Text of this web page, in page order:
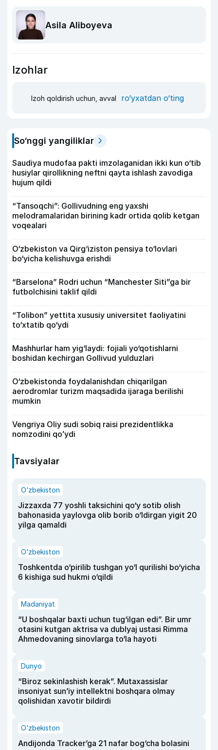
Asila Aliboyeva
Izohlar
Izoh qoldirish uchun, avval ro‘yxatdan o‘ting
So‘nggi yangiliklar
Saudiya mudofaa pakti imzolaganidan ikki kun o‘tib
husiylar qirollikning neftni qayta ishlash zavodiga
hujum qildi
“Tansoqchi”: Gollivudning eng yaxshi
melodramalaridan birining kadr ortida qolib ketgan
voqealari
O‘zbekiston va Qirg‘iziston pensiya to‘lovlari
bo‘yicha kelishuvga erishdi
“Barselona” Rodri uchun “Manchester Siti”ga bir
futbolchisini taklif qildi
“Tolibon” yettita xususiy universitet faoliyatini
to‘xtatib qo‘ydi
Mashhurlar ham yig‘laydi: fojiali yo‘qotishlarni
boshidan kechirgan Gollivud yulduzlari
O‘zbekistonda foydalanishdan chiqarilgan
aerodromlar turizm maqsadida ijaraga berilishi
mumkin
Vengriya Oliy sudi sobiq raisi prezidentlikka
nomzodini qoʻydi
Tavsiyalar
O‘zbekiston
Jizzaxda 77 yoshli taksichini qo‘y sotib olish
bahonasida yaylovga olib borib o‘ldirgan yigit 20
yilga qamaldi
O‘zbekiston
Toshkentda o‘pirilib tushgan yo‘l qurilishi bo‘yicha
6 kishiga sud hukmi o‘qildi
Madaniyat
“U boshqalar baxti uchun tug‘ilgan edi”. Bir umr
otasini kutgan aktrisa va dublyaj ustasi Rimma
Ahmedovaning sinovlarga to‘la hayoti
Dunyo
“Biroz sekinlashish kerak”. Mutaxassislar
insoniyat sun’iy intellektni boshqara olmay
qolishidan xavotir bildirdi
O‘zbekiston
Andijonda Tracker’ga 21 nafar bog‘cha bolasini